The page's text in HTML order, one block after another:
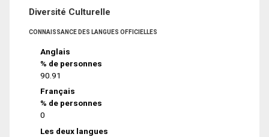
Diversité Culturelle
CONNAISSANCE DES LANGUES OFFICIELLES
Anglais
% de personnes
90.91
Français
% de personnes
0
Les deux langues